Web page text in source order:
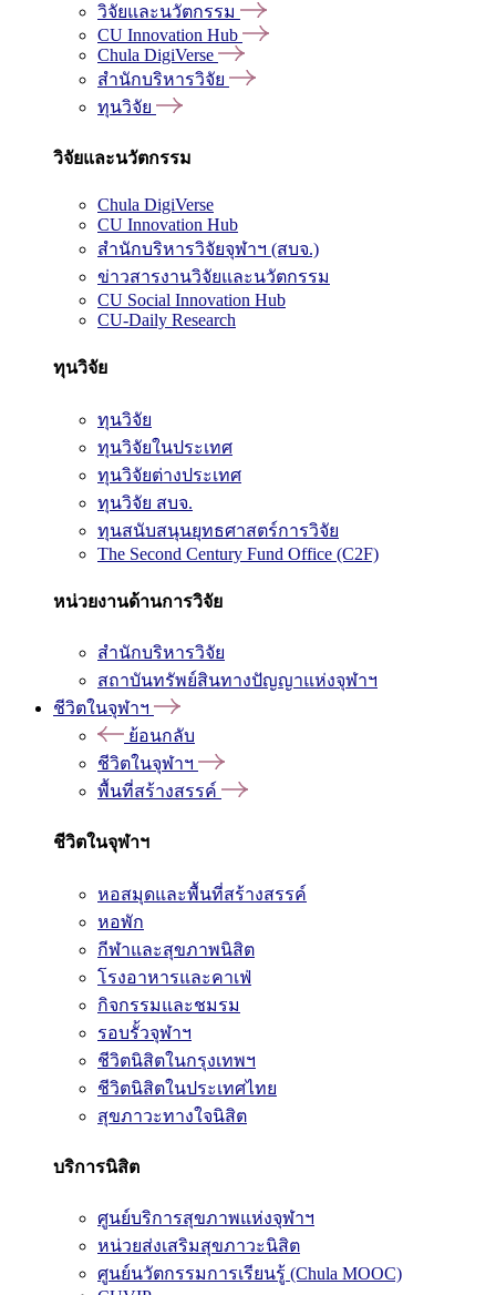
วิจัยและนวัตกรรม
CU Innovation Hub
Chula DigiVerse
สำนักบริหารวิจัย
ทุนวิจัย
วิจัยและนวัตกรรม
Chula DigiVerse
CU Innovation Hub
สำนักบริหารวิจัยจุฬาฯ (สบจ.)
ข่าวสารงานวิจัยและนวัตกรรม
CU Social Innovation Hub
CU-Daily Research
ทุนวิจัย
ทุนวิจัย
ทุนวิจัยในประเทศ
ทุนวิจัยต่างประเทศ
ทุนวิจัย สบจ.
ทุนสนับสนุนยุทธศาสตร์การวิจัย
The Second Century Fund Office (C2F)
หน่วยงานด้านการวิจัย
สำนักบริหารวิจัย
สถาบันทรัพย์สินทางปัญญาแห่งจุฬาฯ
ชีวิตในจุฬาฯ
ย้อนกลับ
ชีวิตในจุฬาฯ
พื้นที่สร้างสรรค์
ชีวิตในจุฬาฯ
หอสมุดและพื้นที่สร้างสรรค์
หอพัก
กีฬาและสุขภาพนิสิต
โรงอาหารและคาเฟ่
กิจกรรมและชมรม
รอบรั้วจุฬาฯ
ชีวิตนิสิตในกรุงเทพฯ
ชีวิตนิสิตในประเทศไทย
สุขภาวะทางใจนิสิต
บริการนิสิต
ศูนย์บริการสุขภาพแห่งจุฬาฯ
หน่วยส่งเสริมสุขภาวะนิสิต
ศูนย์นวัตกรรมการเรียนรู้ (Chula MOOC)